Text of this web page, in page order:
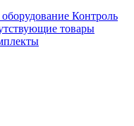
Контроль
товары